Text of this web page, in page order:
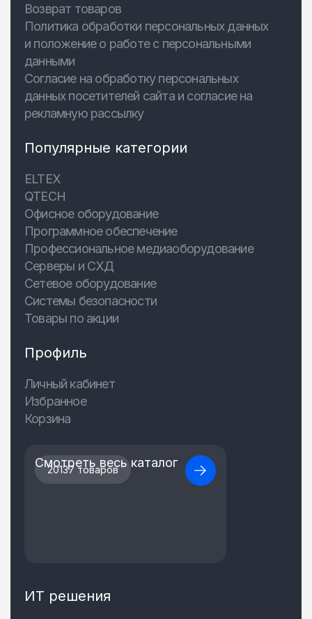
Возврат товаров
Политика обработки персональных данных
и положение о работе с персональными
данными
Согласие на обработку персональных
данных посетителей сайта и согласие на
рекламную рассылку
Популярные категории
ELTEX
QTECH
Офисное оборудование
Программное обеспечение
Профессиональное медиаоборудование
Серверы и СХД
Сетевое оборудование
Системы безопасности
Товары по акции
Профиль
Личный кабинет
Избранное
Корзина
20137 товаров
Смотреть весь каталог
ИТ решения